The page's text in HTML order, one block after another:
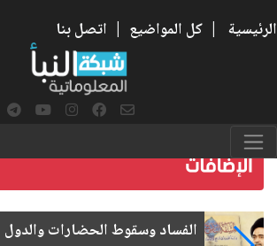
الرئيسية | كل المواضيع | اتصل بنا
رواتب الموظفين على صفيح ساخن